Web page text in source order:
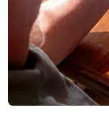
#Công thức 1
#AlphaTauri